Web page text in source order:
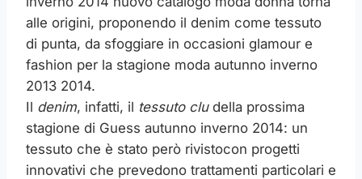
alle origini, proponendo il denim come tessuto
di punta, da sfoggiare in occasioni glamour e
fashion per la stagione moda autunno inverno
2013 2014.
Il denim, infatti, il tessuto cludella prossima
stagione di Guess autunno inverno 2014: un
tessuto che è stato però rivistocon progetti
innovativi che prevedono trattamenti particolari e